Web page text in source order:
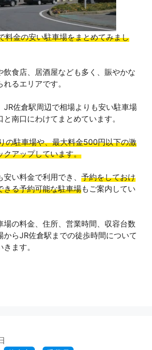
料金の安い駐車場をまとめてみまし
飲食店、居酒屋なども多く、賑やかな
るエリアです。
JR佐倉駅周辺で相場よりも安い駐車場
と南口にわけてまとめています。
の駐車場や、最大料金500円以下の激
クアップしています。
い料金で利用でき、 予約をしておけ
きる予約可能な駐車場もご案内してい
場の料金、住所、営業時間、収容台数
からJR佐倉駅までの徒歩時間について
ます。